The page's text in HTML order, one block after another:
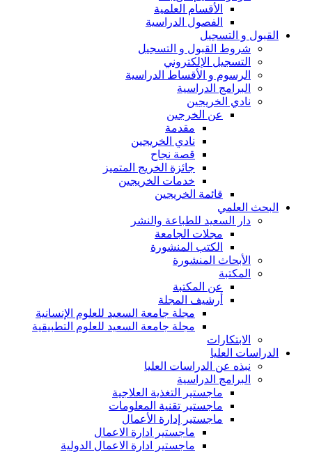
الأقسام العلمية
الفصول الدراسية
القبول و التسجيل
شروط القبول و التسجيل
التسجيل الإلكتروني
الرسوم و الأقساط الدراسية
البرامج الدراسية
نادي الخريجين
عن الخرجين
مقدمة
نادي الخريجين
قصة نجاح
جائزة الخريج المتميز
خدمات الخريجين
قائمة الخريجين
البحث العلمي
دار السعيد للطباعة والنشر
مجلات الجامعة
الكتب المنشورة
الأبحاث المنشورة
المكتبة
عن المكتبة
أرشيف المجلة
مجلة جامعة السعيد للعلوم الإنسانية
مجلة جامعة السعيد للعلوم التطبيقية
الابتكارات
الدراسات العليا
نبذه عن الدراسات العليا
البرامج الدراسية
ماجستير التغذية العلاجية
ماجستير تقنية المعلومات
ماجستير إدارة الأعمال
ماجستير ادارة الاعمال
ماجستير ادارة الاعمال الدولية